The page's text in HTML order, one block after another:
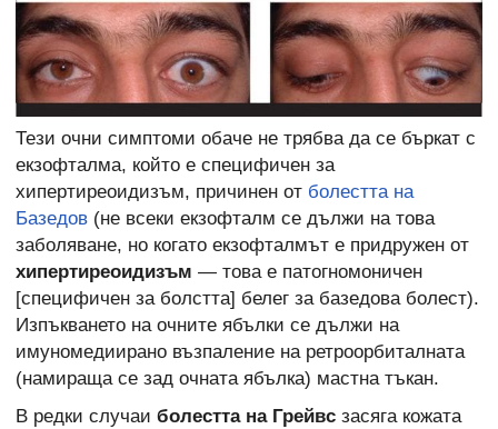
Тези очни симптоми обаче не трябва да се бъркат с
екзофталма, който е специфичен за
хипертиреоидизъм, причинен от болестта на
Базедов (не всеки екзофталм се дължи на това
заболяване, но когато екзофталмът е придружен от
хипертиреоидизъм — това е патогномоничен
[специфичен за болстта] белег за базедова болест).
Изпъкването на очните ябълки се дължи на
имуномедиирано възпаление на ретроорбиталната
(намираща се зад очната ябълка) мастна тъкан.
В редки случаи болестта на Грейвс засяга кожата